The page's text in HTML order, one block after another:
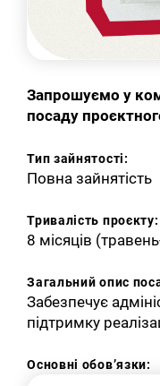
Запрошуємо у
посаду
Тип зайнятості:
Повна зайнятість
Тривалість проєкту:
8 місяців
Загальний опис
Забезпечує
підтримку
Основні обов’язки: